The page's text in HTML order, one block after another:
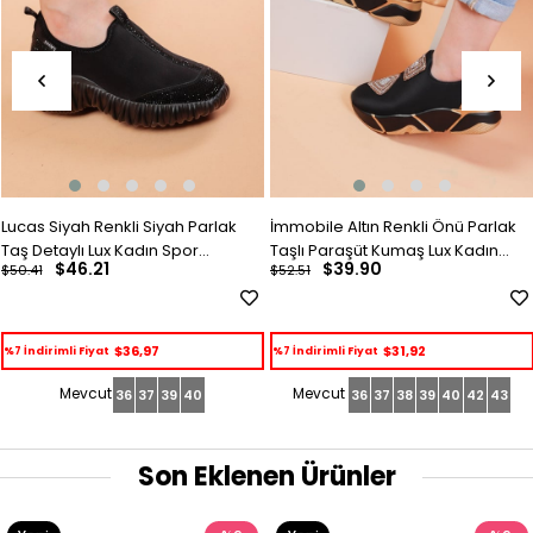
Lucas Siyah Renkli Siyah Parlak
Taş Detaylı Lux Kadın Spor
Ayakkabı$46.21
$50.41
%7 İndirimli Fiyat $36,97
36 37 39 40
İmmobile Altın Renkli Önü Parlak
Taşlı Paraşüt Kumaş Lux Kadın
Spor Ayakkabı
$39.90
$52.51
%7 İndirimli Fiyat $31,92
36 37 38 39 40 42 43
Son Eklenen Ürünler